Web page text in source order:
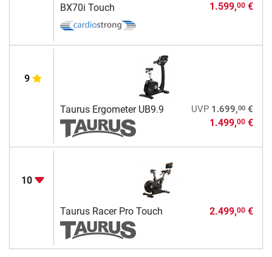
BX70i Touch
1.599,00€
9
Taurus Ergometer UB9.9 UVP 1.699,00€
1.499,00€
10
Taurus Racer Pro Touch 2.499,00€